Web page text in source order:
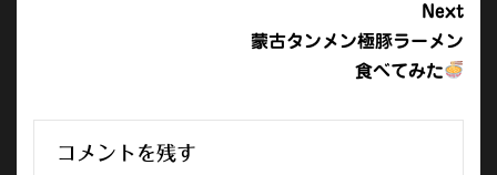
Next
蒙古タンメン極豚ラーメン
食べてみた
コメントを残す